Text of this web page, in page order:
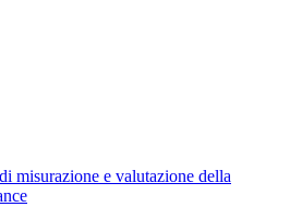
misurazione e valutazione della